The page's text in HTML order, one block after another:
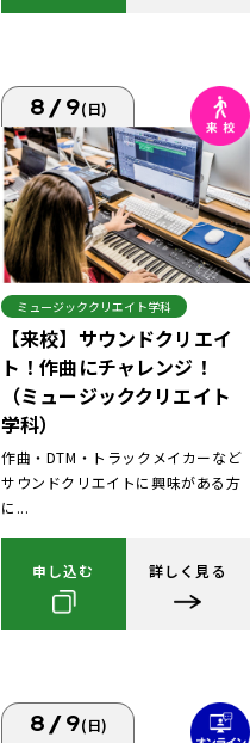
8/9(日)
ミュージッククリエイト学科
【来校】サウンドクリエイ
ト！作曲にチャレンジ！
（ミュージッククリエイト
学科）
作曲・DTM・トラックメイカーなど
サウンドクリエイトに興味がある方
に...
申し込む 詳しく見る
8/9(日)